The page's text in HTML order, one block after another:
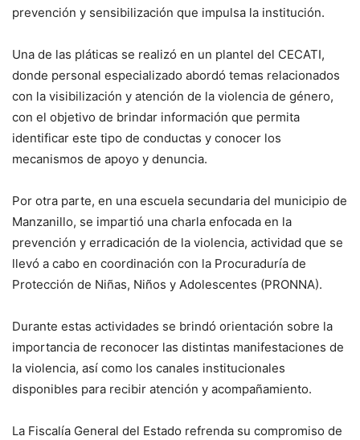
prevención y sensibilización que impulsa la institución.
Una de las pláticas se realizó en un plantel del CECATI,
donde personal especializado abordó temas relacionados
con la visibilización y atención de la violencia de género,
con el objetivo de brindar información que permita
identificar este tipo de conductas y conocer los
mecanismos de apoyo y denuncia.
Por otra parte, en una escuela secundaria del municipio de
Manzanillo, se impartió una charla enfocada en la
prevención y erradicación de la violencia, actividad que se
llevó a cabo en coordinación con la Procuraduría de
Protección de Niñas, Niños y Adolescentes (PRONNA).
Durante estas actividades se brindó orientación sobre la
importancia de reconocer las distintas manifestaciones de
la violencia, así como los canales institucionales
disponibles para recibir atención y acompañamiento.
La Fiscalía General del Estado refrenda su compromiso de